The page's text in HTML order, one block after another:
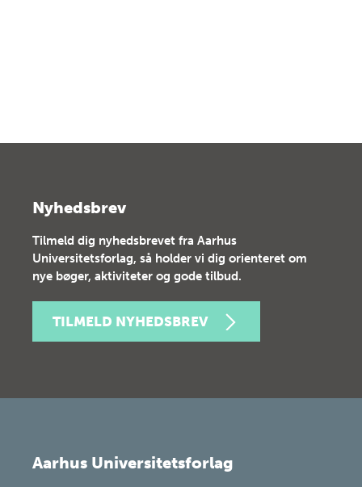
Nyhedsbrev
Tilmeld dig nyhedsbrevet fra Aarhus
Universitetsforlag, så holder vi dig orienteret om
nye bøger, aktiviteter og gode tilbud.
TILMELD NYHEDSBREV
Aarhus Universitetsforlag